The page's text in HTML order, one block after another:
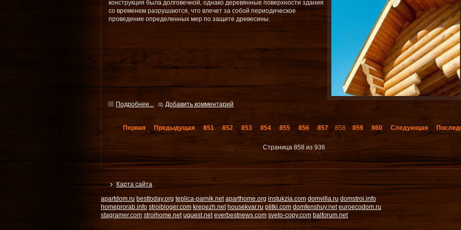
конструкция была долговечной, однако деревянные поверхности здания
со временем разрушаются, что влечет за собой периодическое
проведение определенных мер по защите древесины.
Подробнее... Добавить комментарий
Первая Предыдущая 851 852 853 854 855 856 857 858 859 860 Следующая
Страница 858 из 936
Карта сайта
apartdom.ru besttoday.org teplica-parnik.net aparthome.org instukzia.com domvilla.ru domstroi.info
homeprorab.info stroibloger.com krepezh.net housekvar.ru plitki.com domfenshuy.net euroecodom.ru
stagramer.com stroihome.net uquest.net everbestnews.com sveto-copy.com balforum.net